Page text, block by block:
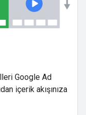
Google Ad
içerik akışınıza